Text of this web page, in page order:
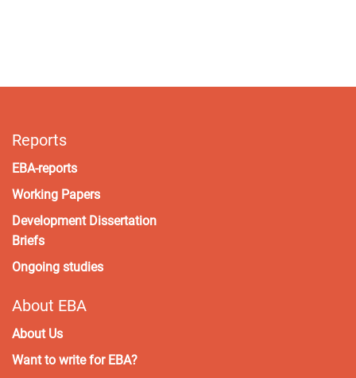
Reports
EBA-reports
Working Papers
Development Dissertation
Briefs
Ongoing studies
About EBA
About Us
Want to write for EBA?